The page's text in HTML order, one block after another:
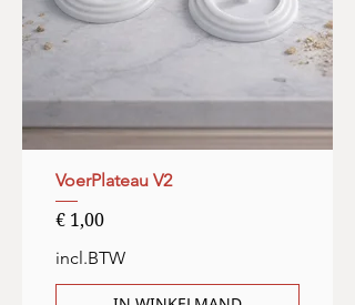
VoerPlateau V2
Prijs
€ 1,00
incl.BTW